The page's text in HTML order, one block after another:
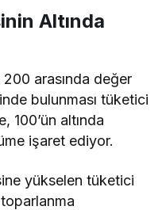
Altında
arasında değer
bulunması tüketici
100’ün altında
işaret ediyor.
yükselen tüketici